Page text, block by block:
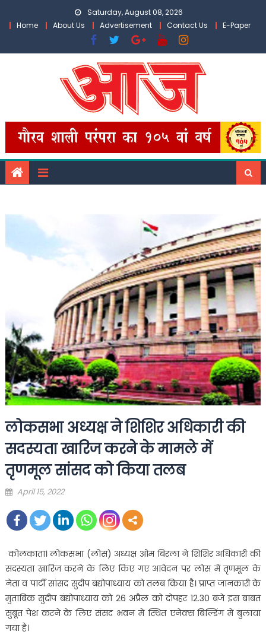
Saturday, August 08, 2026
Home
About Us Advertisement Contact Us E-Paper
लोकसभा अध्यक्ष ने शिशिर अधिकारी की
सदस्यता खारिज करने के मामले में
तृणमूल सांसद को किया तलब
Posted
April 15, 2022
कोलकाता। लोकसभा (लोस) अध्यक्ष ओम बिरला ने शिशिर अधिकारी की
सदस्यता खारिज करने के लिए किए गए आवेदन पर लोस में तृणमूल के
नेता व पार्टी सांसद सुदीप बंद्योपाध्याय को तलब किया है। प्राप्त जानकारी के
मुताबिक सुदीप बंद्योपाध्याय को 26 अप्रैल को दोपहर 12.30 बजे इस बाबत
सुबूत पेश करने के लिए संसद भवन में स्थित एनेक्स बिल्डिंग में बुलाया
गया है।